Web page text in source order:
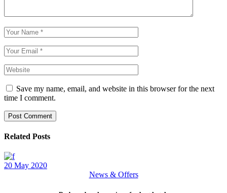
Save my name, email, and website in this browser for the next
time I comment.
Post Comment
Related Posts
20 May 2020
News & Offers